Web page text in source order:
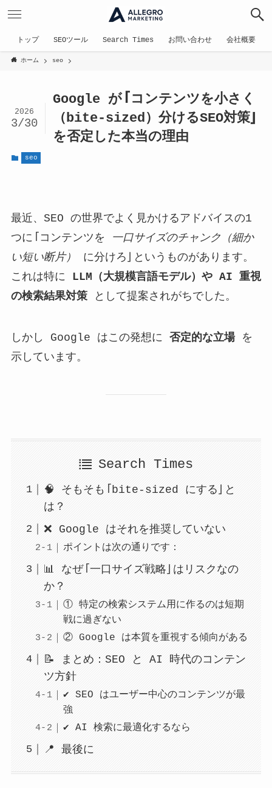
トップ SEOツール Search Times お問い合わせ 会社概要
ホーム seo
Google が「コンテンツを小さく
（bite-sized）分けるSEO対策」
を否定した本当の理由
2026
3/30
seo
最近、SEO の世界でよく見かけるアドバイスの1
つに「コンテンツを
一口サイズのチャンク（細か
い短い断片）
に分けろ」というものがあります。
これは特に LLM（大規模言語モデル）や AI 重視
の検索結果対策として提案されがちでした。
しかし Google はこの発想に 否定的な立場を
示しています。
Search Times
🧠 そもそも「bite-sized にする」と
は？
❌ Google はそれを推奨していない
ポイントは次の通りです：
📊 なぜ「一口サイズ戦略」はリスクなの
か？
① 特定の検索システム用に作るのは短期
戦に過ぎない
② Google は本質を重視する傾向がある
📝 まとめ：SEO と AI 時代のコンテン
ツ方針
✔ SEO はユーザー中心のコンテンツが最
強
✔ AI 検索に最適化するなら
📍 最後に